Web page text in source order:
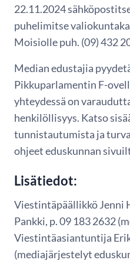
22.11.2024
puhelimitse
Moisiolle puh. (09) 432
Median edustajia
Pikkuparlamentin F-
yhteydessä on
henkilöllisyys. Katso
tunnistautumista ja
ohjeet eduskunnan
Lisätiedot:
Viestintäpäällikkö Jenni
Pankki, p. 09 183 2632
Viestintäasiantuntija
(mediajärjestelyt